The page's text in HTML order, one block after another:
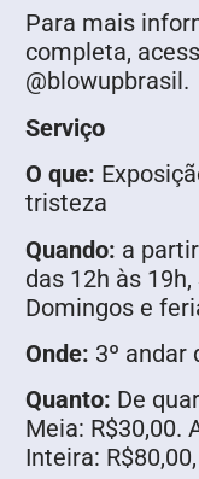
Para mais
completa,
@blowupbrasil.
Serviço
O que:
tristeza
Quando: a
das 12h às
Domingos e
Onde: 3º andar
Quanto: De
Meia: R$30,00.
Inteira: